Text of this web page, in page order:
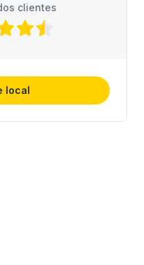
clientes
local